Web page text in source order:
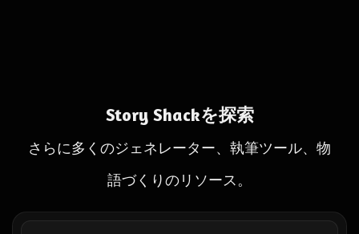
Story Shackを探索
さらに多くのジェネレーター、執筆ツール、物
語づくりのリソース。